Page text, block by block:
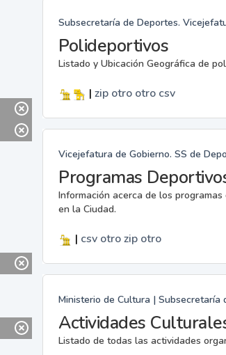
Subsecretaría de Deportes.
Polideportivos
Listado y Ubicación Geográfica de
| zip otro otro csv
Vicejefatura de Gobierno. SS de
Programas
Información acerca de los
en la Ciudad.
| csv otrozip otro
Ministerio de Cultura | Subsecretaría
Actividades
Listado de todas las actividades